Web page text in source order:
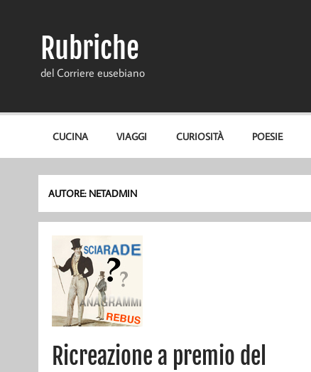
Rubriche
del Corriere eusebiano
CUCINA VIAGGI CURIOSITÀ POESIE
AUTORE: NETADMIN
Ricreazione a premio del